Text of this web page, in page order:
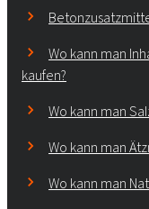
Wo kann man
kaufen?
Wo kann man
Wo kann man
Wo kann man